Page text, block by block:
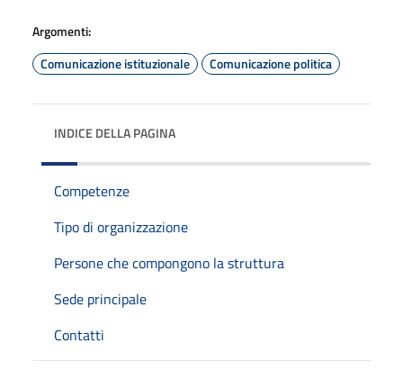
Argomenti:
Comunicazione istituzionale
Comunicazione politica
INDICE DELLA PAGINA
Competenze
Tipo di organizzazione
Persone che compongono la struttura
Sede principale
Contatti